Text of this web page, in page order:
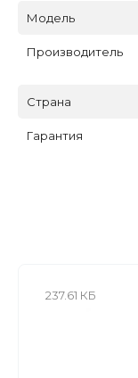
Модель
Производитель
Страна
Гарантия
237.61 КБ